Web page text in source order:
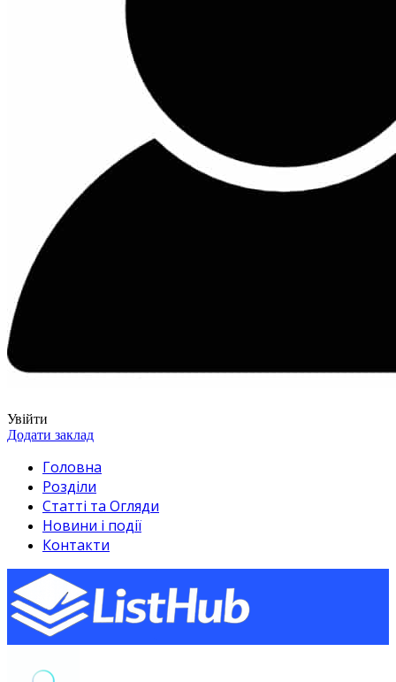
Увійти
Додати заклад
Головна
Розділи
Статті та Огляди
Новини і події
Контакти